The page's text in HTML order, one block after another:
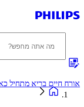
חיים בריא מתחיל כאן.